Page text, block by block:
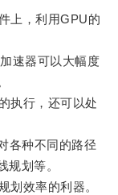
上，利用GPU的
速器可以大幅度
行，还可以处
种不同的路径
规划等。
效率的利器。